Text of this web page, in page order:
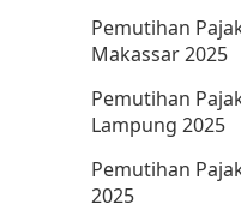
Pemutihan
Makassar 2025
Pemutihan
Lampung 2025
Pemutihan
2025